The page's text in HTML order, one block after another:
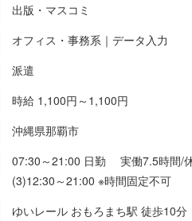
出版・マスコミ
オフィス・事務系｜データ入力
派遣
時給 1,100円～1,100円
沖縄県那覇市
07:30～21:00 日勤 実働7.5時間/
(3)12:30～21:00 ※時間固定不可
ゆいレール おもろまち駅 徒歩10分